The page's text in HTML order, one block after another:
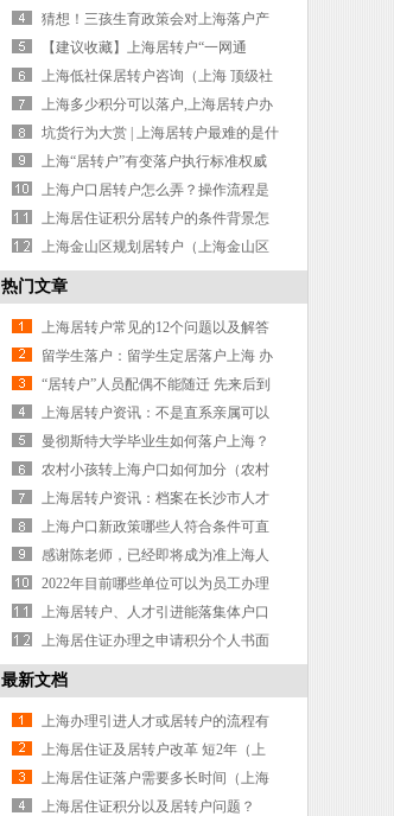
（上海积分居转户要排多久）
猜想！三孩生育政策会对上海落户产
生怎样的影响？
【建议收藏】上海居转户“一网通
办”申报总流程一览
上海低社保居转户咨询（上海 顶级社
保 居转户 条件）
上海多少积分可以落户,上海居转户办
理流程（上海达到多少积分可落户）
坑货行为大赏 | 上海居转户最难的是什
么？是找一家不坑员工的工作单位！
上海“居转户”有变落户执行标准权威
版
上海户口居转户怎么弄？操作流程是
怎样的？（上海居转户迁入户口需要
什么材料）
上海居住证积分居转户的条件背景怎
么如何（上海居住证积分转移）
上海金山区规划居转户（上海金山区
落户）
热门文章
上海居转户常见的12个问题以及解答
（上海居转户流程及状态说明）
留学生落户：留学生定居落户上海 办
理上海户口流程及条件列表
“居转户”人员配偶不能随迁 先来后到
排队解决
上海居转户资讯：不是直系亲属可以
迁户口吗
曼彻斯特大学毕业生如何落户上海？
（曼彻斯特大学毕业生去向）
农村小孩转上海户口如何加分（农村
户口转上海户口好不好）
上海居转户资讯：档案在长沙市人才
中心能落户吗
上海户口新政策哪些人符合条件可直
接落户
感谢陈老师，已经即将成为准上海人
了
2022年目前哪些单位可以为员工办理
人才引进落户上海或者居转户落户上
海
上海居转户、人才引进能落集体户口
吗？能买房吗？孩子能上学吗？
上海居住证办理之申请积分个人书面
材料有哪些
最新文档
上海办理引进人才或居转户的流程有
吗（上海引进人才居住证办理条件）
上海居住证及居转户改革 短2年（上
海居转户居住证年限）
上海居住证落户需要多长时间（上海
市居住证落户要求）
上海居住证积分以及居转户问题？